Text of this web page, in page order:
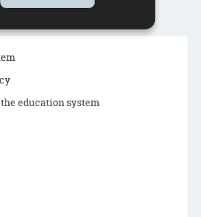
education system